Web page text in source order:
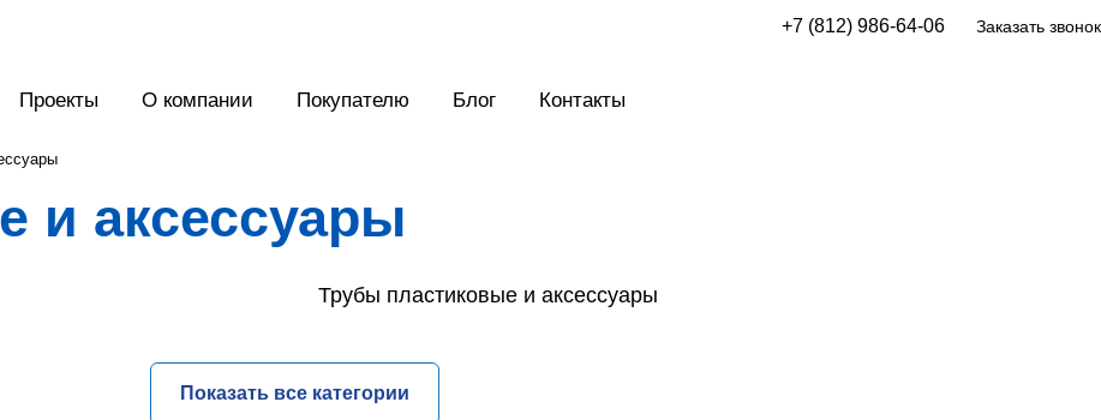
+7 (812) 986-64-06 Заказать звонок
Проекты О компании Покупателю Блог Контакты
и аксессуары
Трубы пластиковые и аксессуары
Показать все категории